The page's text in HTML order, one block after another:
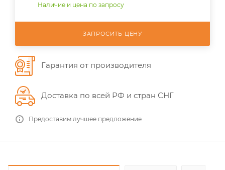
Наличие и цена по запросу
ЗАПРОСИТЬ ЦЕНУ
Гарантия от производителя
Доставка по всей РФ и стран СНГ
Предоставим лучшее предложение